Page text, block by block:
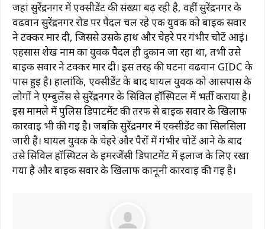
जहां सुरेंद्रनगर में एक्सीडेंट की संख्या बढ़ रही है, वहीं सुरेंद्रनगर के
वढवान सुरेंद्रनगर रोड पर पैदल चल रहे एक युवक को बाइक सवार
ने टक्कर मार दी, जिससे उसके हाथ और चेहरे पर गंभीर चोटें आईं।
एहसास शेख नाम का युवक पैदल ही दुकान जा रहा था, तभी उसे
बाइक सवार ने टक्कर मार दी। इस तरह की घटना वढवान GIDC के
पास हुई है। हालांकि, एक्सीडेंट के बाद घायल युवक को आसपास के
लोगों ने एम्बुलेंस से सुरेंद्रनगर के सिविल हॉस्पिटल में भर्ती कराया है।
इस मामले में पुलिस डिपार्टमेंट की तरफ से बाइक सवार के खिलाफ
कार्रवाई भी की गई है। जबकि सुरेंद्रनगर में एक्सीडेंट का सिलसिला
जारी है। घायल युवक के चेहरे और पैरों में गंभीर चोटें आने के बाद
उसे सिविल हॉस्पिटल के इमरजेंसी डिपार्टमेंट में इलाज के लिए रखा
गया है और बाइक सवार के खिलाफ कानूनी कार्रवाई की गई है।